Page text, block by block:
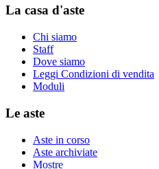
La casa d'aste
Chi siamo
Staff
Dove siamo
Leggi Condizioni di vendita
Moduli
Le aste
Aste in corso
Aste archiviate
Mostre